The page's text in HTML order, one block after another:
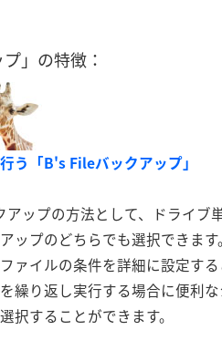
」の特徴：
う「B's Fileバックアップ」
アップの方法として、ドライブ
ップのどちらでも選択できま
ァイルの条件を詳細に設定す
繰り返し実行する場合に便利
択することができます。